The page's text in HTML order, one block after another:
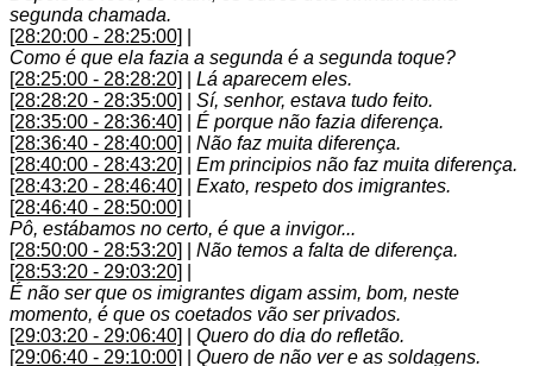
segunda chamada.
[28:20:00 - 28:25:00]
Como é que ela fazia a segunda é a segunda toque?
[28:25:00 - 28:28:20]
Lá aparecem eles.
[28:28:20 - 28:35:00]
Sí, senhor, estava tudo feito.
[28:35:00 - 28:36:40]
É porque não fazia diferença.
[28:36:40 - 28:40:00]
Não faz muita diferença.
[28:40:00 - 28:43:20]
Em principios não faz muita diferença.
[28:43:20 - 28:46:40]
Exato, respeto dos imigrantes.
[28:46:40 - 28:50:00]
Pô, estábamos no certo, é que a invigor...
[28:50:00 - 28:53:20]
Não temos a falta de diferença.
[28:53:20 - 29:03:20]
É não ser que os imigrantes digam assim, bom, neste
momento, é que os coetados vão ser privados.
[29:03:20 - 29:06:40]
Quero do dia do refletão.
[29:06:40 - 29:10:00]
Quero de não ver e as soldagens.